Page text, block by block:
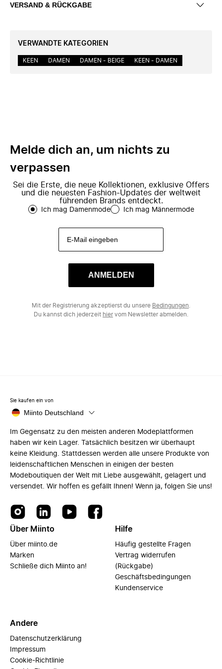
VERSAND & RÜCKGABE
VERWANDTE KATEGORIEN
KEEN DAMEN DAMEN - BEIGE KEEN - DAMEN
Melde dich an, um nichts zu
verpassen
Sei die Erste, die neue Kollektionen, exklusive Offers
und die neuesten Fashion-Updates der weltweit
führenden Brands entdeckt.
Ich mag Damenmode Ich mag Männermode
ANMELDEN
Mit der Registrierung akzeptierst du unsere Bedingungen
Du kannst dich jederzeit hiervom Newsletter abmelden.
Sie kaufen ein von
Miinto Deutschland
Im Gegensatz zu den meisten anderen Modeplattformen
haben wir kein Lager. Tatsächlich besitzen wir überhaupt
keine Kleidung. Stattdessen werden alle unsere Produkte von
leidenschaftlichen Menschen in einigen der besten
Modeboutiquen der Welt mit Liebe ausgewählt, gelagert und
versendet. Wir hoffen es gefällt Ihnen! Wenn ja, folgen Sie uns!
Über Miinto
Über miinto.de
Marken
Schließe dich Miinto an!
Hilfe
Häufig gestellte Fragen
Vertrag widerrufen
(Rückgabe)
Geschäftsbedingungen
Kundenservice
Andere
Datenschutzerklärung
Impressum
Cookie-Richtlinie